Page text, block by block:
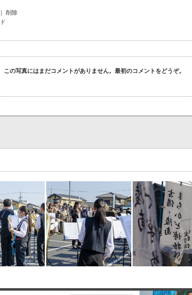
削除
この写真にはまだコメントがありません。最初のコメントをどうぞ。